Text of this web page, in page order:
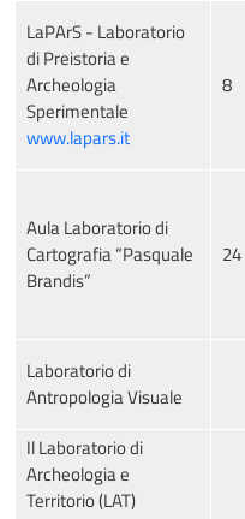
LaPArS - Laboratorio
di Preistoria e
Archeologia
Sperimentale
www.lapars.it
8
Aula Laboratorio di
Cartografia “Pasquale
Brandis”
24
Laboratorio di
Antropologia Visuale
Il Laboratorio di
Archeologia e
Territorio (LAT)